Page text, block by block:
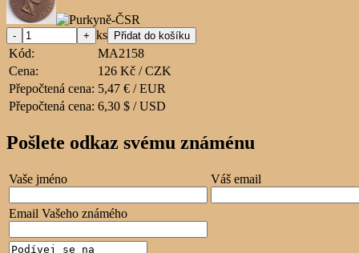
ks
Kód:
MA2158
Cena:
126 Kč / CZK
Přepočtená cena: 5,47 € / EUR
Přepočtená cena: 6,30 $ / USD
Pošlete odkaz svému známénu
Vaše jméno Váš email
Email Vašeho známého